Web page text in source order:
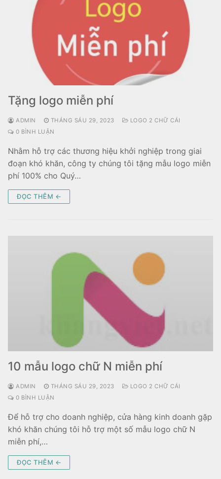
Tặng logo miễn phí
ADMIN THÁNG SÁU 29, 2023
LOGO 2 CHỮ CÁI
0 BÌNH LUẬN
Nhằm hỗ trợ các thương hiệu khởi nghiệp trong giai
đoạn khó khăn, công ty chúng tôi tặng mẫu logo miễn
phí 100% cho Quý…
ĐỌC THÊM ←
10 mẫu logo chữ N miễn phí
ADMIN THÁNG SÁU 29, 2023
LOGO 2 CHỮ CÁI
0 BÌNH LUẬN
Để hỗ trợ cho doanh nghiệp, cửa hàng kinh doanh gặp
khó khăn chúng tôi hỗ trợ một số mẫu logo chữ N
miễn phí,…
ĐỌC THÊM ←